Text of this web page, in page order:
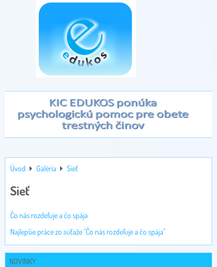
Úvod Galéria Sieť
Sieť
Čo nás rozdeľuje a čo spája
Najlepšie práce zo súťaže "Čo nás rozdeľuje a čo spája"
NOVINKY